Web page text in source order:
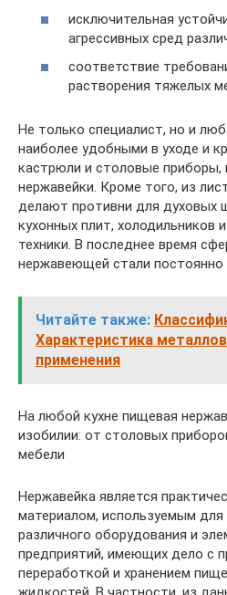
исключительная
агрессивных сред
соответствие
растворения тяжелых
Не только специалист, но и
наиболее удобными в уходе и
кастрюли и столовые приборы,
нержавейки. Кроме того, из
делают противни для духовых
кухонных плит, холодильников
техники. В последнее время
нержавеющей стали постоянно
Читайте также:
Характеристика
применения
На любой кухне пищевая
изобилии: от столовых
мебели
Нержавейка является
материалом, используемым для
различного оборудования и
предприятий, имеющих дело с
переработкой и хранением